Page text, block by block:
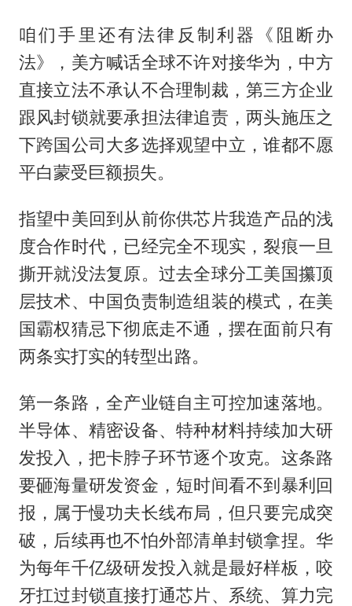
咱们手里还有法律反制利器《阻断办
法》，美方喊话全球不许对接华为，中方
直接立法不承认不合理制裁，第三方企业
跟风封锁就要承担法律追责，两头施压之
下跨国公司大多选择观望中立，谁都不愿
平白蒙受巨额损失。
指望中美回到从前你供芯片我造产品的浅
度合作时代，已经完全不现实，裂痕一旦
撕开就没法复原。过去全球分工美国攥顶
层技术、中国负责制造组装的模式，在美
国霸权猜忌下彻底走不通，摆在面前只有
两条实打实的转型出路。
第一条路，全产业链自主可控加速落地。
半导体、精密设备、特种材料持续加大研
发投入，把卡脖子环节逐个攻克。这条路
要砸海量研发资金，短时间看不到暴利回
报，属于慢功夫长线布局，但只要完成突
破，后续再也不怕外部清单封锁拿捏。华
为每年千亿级研发投入就是最好样板，咬
牙扛过封锁直接打通芯片、系统、算力完